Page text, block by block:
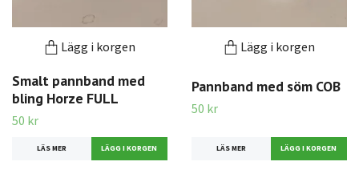
Lägg i korgen
Smalt pannband med
bling Horze FULL
50 kr
LÄS MER
Lägg i korgen
Pannband med söm COB
50 kr
LÄS MER